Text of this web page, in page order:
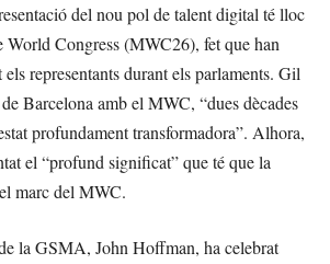
del nou pol de talent digital té lloc
World Congress (MWC26), fet que han
representants durant els parlaments. Gil
Barcelona amb el MWC, “dues dècades
profundament transformadora”. Alhora,
el “profund significat” que té que la
marc del MWC.
la GSMA, John Hoffman, ha celebrat